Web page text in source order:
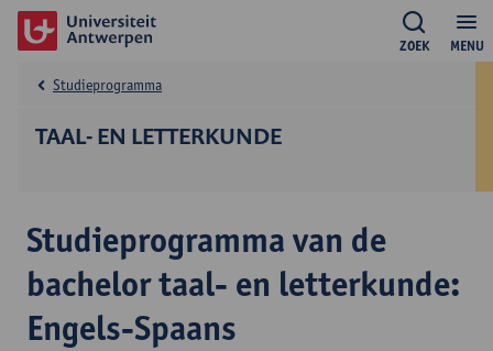
MENU
ZOEK
TAAL- EN LETTERKUNDE
Studieprogramma
Studieprogramma van de
bachelor taal- en letterkunde:
Engels-Spaans